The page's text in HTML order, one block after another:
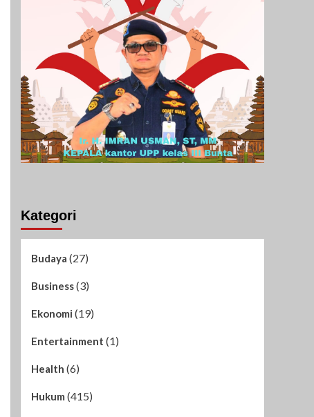
Kategori
Budaya (27)
Business(3)
Ekonomi (19)
Entertainment (1)
Health (6)
Hukum (415)